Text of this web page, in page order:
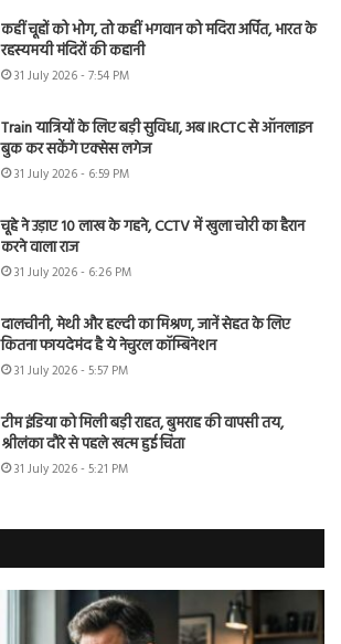
कहीं चूहों को भोग, तो कहीं भगवान को मदिरा अर्पित, भारत के
रहस्यमयी मंदिरों की कहानी
31 July 2026 - 7:54 PM
Train यात्रियों के लिए बड़ी सुविधा, अब IRCTC से ऑनलाइन
बुक कर सकेंगे एक्सेस लगेज
31 July 2026 - 6:59 PM
चूहे ने उड़ाए 10 लाख के गहने, CCTV में खुला चोरी का हैरान
करने वाला राज
31 July 2026 - 6:26 PM
दालचीनी, मेथी और हल्दी का मिश्रण, जानें सेहत के लिए
कितना फायदेमंद है ये नेचुरल कॉम्बिनेशन
31 July 2026 - 5:57 PM
टीम इंडिया को मिली बड़ी राहत, बुमराह की वापसी तय,
श्रीलंका दौरे से पहले खत्म हुई चिंता
31 July 2026 - 5:21 PM